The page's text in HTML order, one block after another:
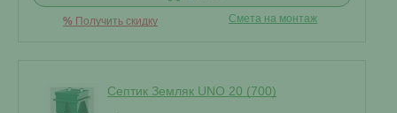
% Получить скидку Смета на монтаж
Септик Земляк UNO 20 (700)